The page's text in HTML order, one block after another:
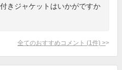
きジャケットはいかがですか
全てのおすすめコメント (1 件) >